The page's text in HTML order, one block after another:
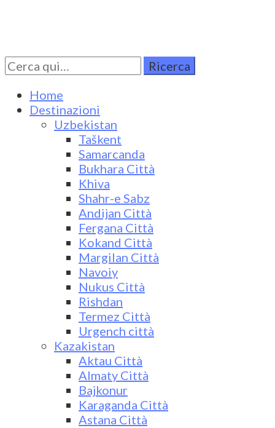
Turkestan Travel
Discover Central Asia
Cerca
per:
Home
Destinazioni
Uzbekistan
Taškent
Samarcanda
Bukhara Città
Khiva
Shahr-e Sabz
Andijan Città
Fergana Città
Kokand Città
Margilan Città
Navoiy
Nukus Città
Rishdan
Termez Città
Urgench città
Kazakistan
Aktau Città
Almaty Città
Bajkonur
Karaganda Città
Astana Città